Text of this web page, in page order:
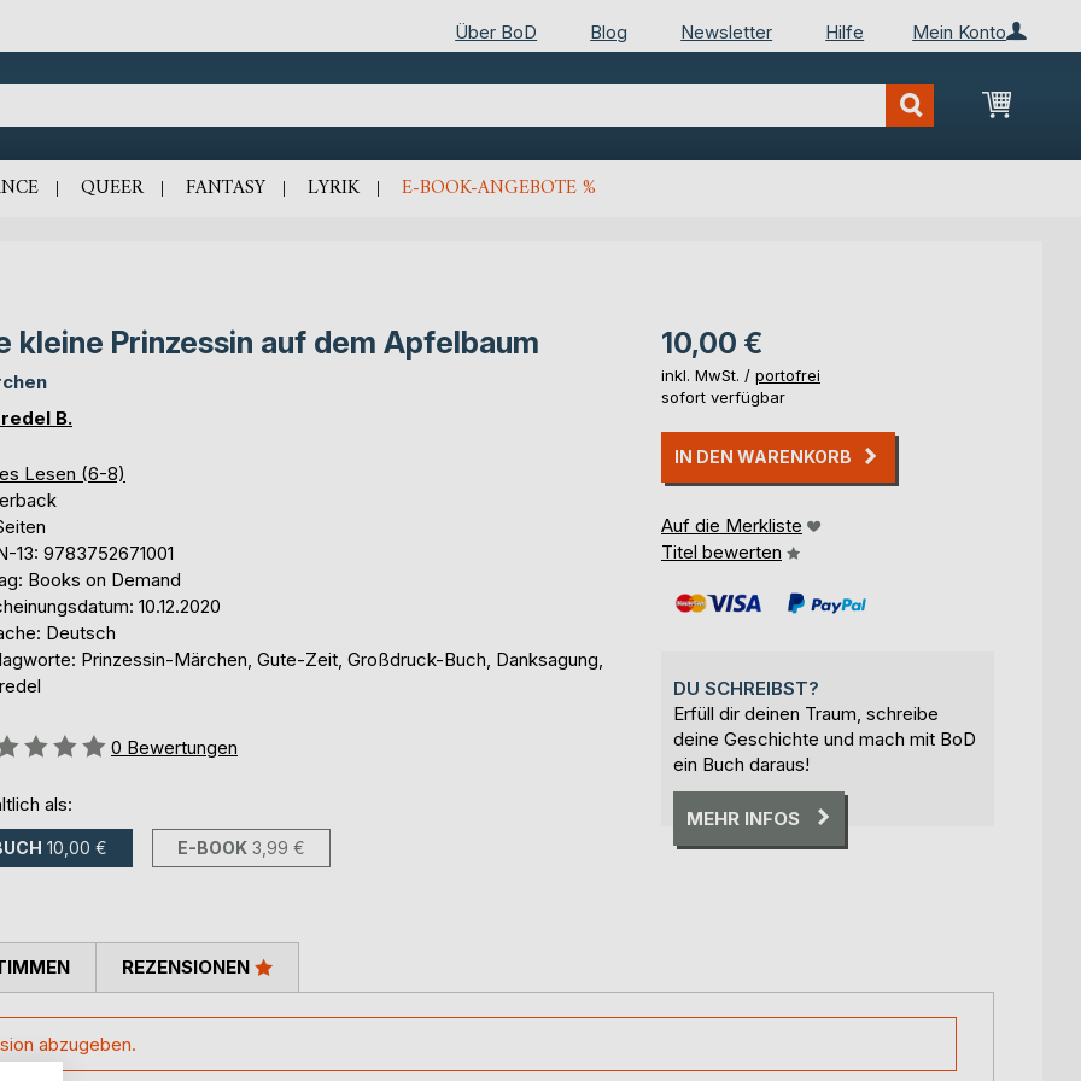
Mein Konto
Über BoD Blog Newsletter Hilfe
Mein
QUEER FANTASY LYRIK E-BOOK-ANGEBOTE %
kleine Prinzessin auf dem Apfelbaum
B.
Lesen (6-8)
13: 9783752671001
Books on Demand
10.12.2020
Deutsch
Prinzessin-Märchen, Gute-Zeit, Großdruck-Buch, Danksagung,
0 Bewertungen
als:
10,00 € E-BOOK 3,99 €
10,00 €
inkl. MwSt. / portofrei
sofort verfügbar
IN DEN WARENKORB
Auf die Merkliste
Titel bewerten
DU SCHREIBST?
Erfüll dir deinen Traum, schreibe
deine Geschichte und mach mit BoD
ein Buch daraus!
MEHR INFOS
wirkt nun in Dortmund.
REZENSIONEN
abzugeben.